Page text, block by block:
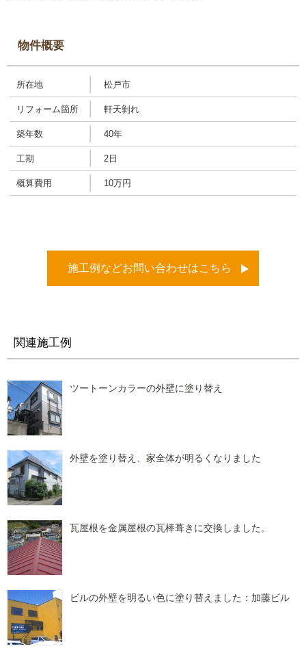
物件概要
所在地 松戸市
リフォーム箇所 軒天剝れ
築年数 40年
工期 2日
概算費用 10万円
施工例などお問い合わせはこちら
関連施工例
ツートーンカラーの外壁に塗り替え
外壁を塗り替え、家全体が明るくなりました
瓦屋根を金属屋根の瓦棒葺きに交換しました。
ビルの外壁を明るい色に塗り替えました：加藤ビル